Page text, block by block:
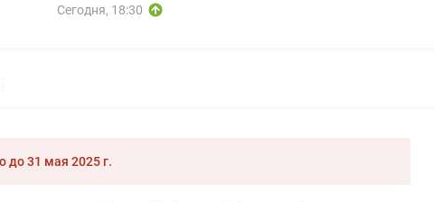
Сегодня, 18:30
до31 мая 2025 г.